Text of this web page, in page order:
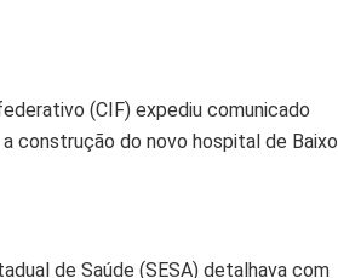
(CIF) expediu comunicado
construção do novo hospital de Baixo
de Saúde (SESA) detalhava com